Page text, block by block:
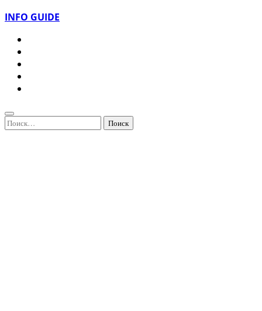
INFO GUIDE
Найти: